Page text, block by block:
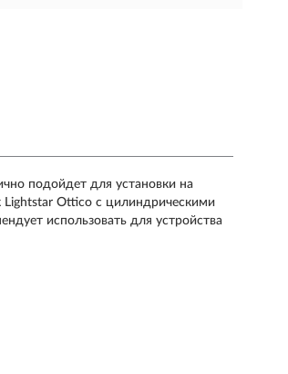
подойдет для установки на
Lightstar Ottico с цилиндрическими
использовать для устройства